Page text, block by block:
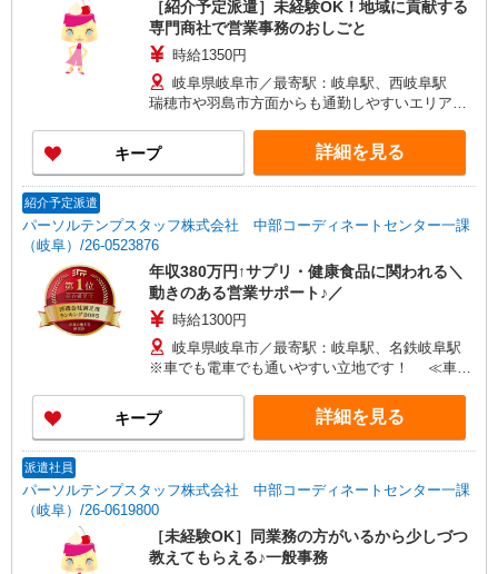
［紹介予定派遣］未経験OK！地域に貢献する
専門商社で営業事務のおしごと
時給1350円
岐阜県岐阜市／最寄駅：岐阜駅、西岐阜駅
瑞穂市や羽島市方面からも通勤しやすいエリアで
キープ 詳細を見る
紹介予定派遣
パーソルテンプスタッフ株式会社 中部コーディネートセンター一課
（岐阜）/26-0523876
年収380万円↑サプリ・健康食品に関われる＼
動きのある営業サポート♪／
時給1300円
岐阜県岐阜市／最寄駅：岐阜駅、名鉄岐阜駅
※車でも電車でも通いやすい立地です！ ≪車通
キープ 詳細を見る
派遣社員
パーソルテンプスタッフ株式会社 中部コーディネートセンター一課
（岐阜）/26-0619800
［未経験OK］同業務の方がいるから少しづつ
教えてもらえる♪一般事務